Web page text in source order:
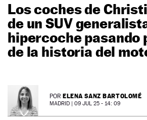
MOTOS
TECNOLOGÍA
SUPERCOCHES
MOTORTV
NEWSLETTER
Los coches de
de un SUV
hipercoche pasando
de la historia del
POR ELENA SANZ BARTOLOMÉ
MADRID | 09 JUL 25 - 14: 09